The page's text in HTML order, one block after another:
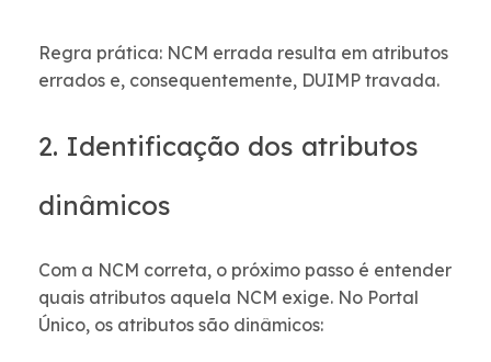
Regra prática: NCM errada resulta em atributos
errados e, consequentemente, DUIMP travada.
2. Identificação dos atributos
dinâmicos
Com a NCM correta, o próximo passo é entender
quais atributos aquela NCM exige. No Portal
Único, os atributos são dinâmicos: